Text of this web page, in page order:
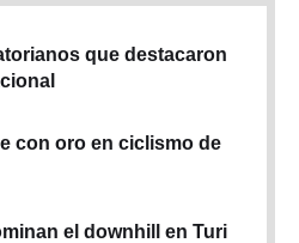
que destacaron
con oro en ciclismo de
el downhill en Turi